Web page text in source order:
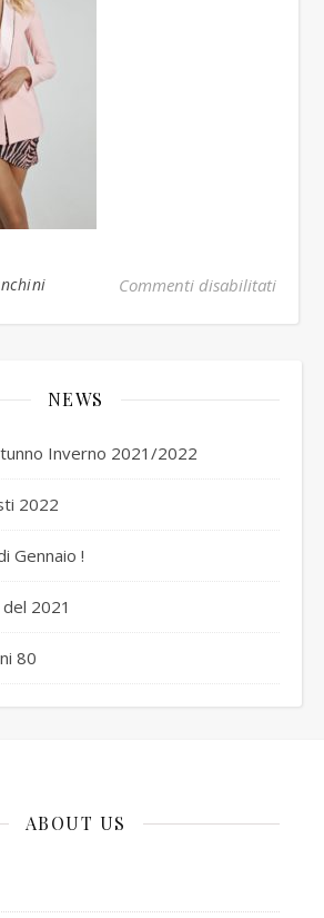
Commenti disabilitatisu
NEWS
Inverno 2021/2022
2022
Gennaio !
2021
80
ABOUT US